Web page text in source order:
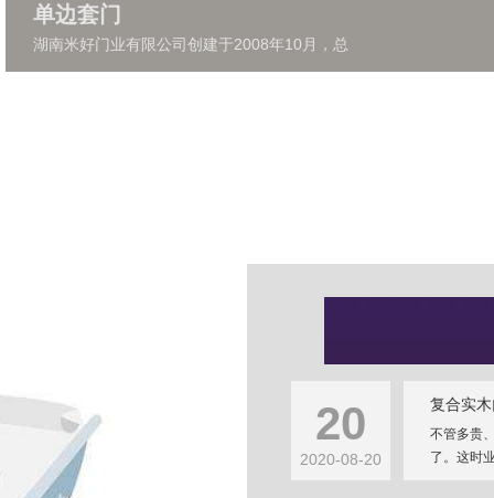
单边套门
湖南米好门业有限公司创建于2008年10月，总
20
2020-08-20
复合实
不管多贵
了。这时